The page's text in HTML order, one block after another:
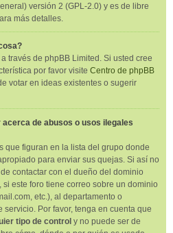
versión 2 (GPL-2.0) y es de libre
más detalles.
través de phpBB Limited. Si usted cree
por favor visite Centro de phpBB
votar en ideas existentes o sugerir
de abusos o usos ilegales
que figuran en la lista del grupo donde
para enviar sus quejas. Si así no
contactar con el dueño del dominio
si este foro tiene correo sobre un dominio
etc.), al departamento o
Por favor, tenga en cuenta que
tipo de control y no puede ser de